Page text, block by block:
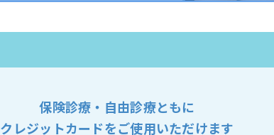
保険診療・自由診療ともに
クレジットカードをご使用いただけます